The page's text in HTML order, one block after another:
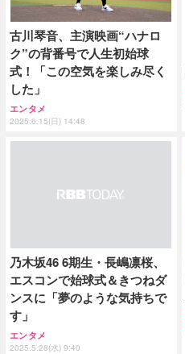
古川琴音、主演映画“ハナロ
ク”の背番号で人生初始球
式！「この空気を楽しみ尽く
した」
エンタメ
2025.6.15(日) 14:48
乃木坂46 6期生・長嶋凛桜、
エスコンで始球式＆きつねダ
ンスに「夢のような気持ちで
す」
エンタメ
2025.5.28(水) 9:40